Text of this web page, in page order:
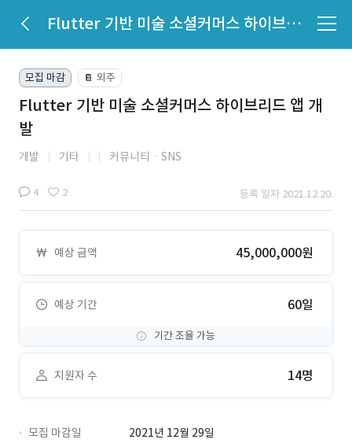
Flutter 기반 미술 소셜커머스 하이브리드 앱 개발
모집 마감 📔 외주
Flutter 기반 미술 소셜커머스 하이브리드 앱 개
발
개발 기타 커뮤니티ㆍSNS
4 2 등록 일자 2021.12.20.
예상 금액 45,000,000원
예상 기간 60일
기간 조율 가능
지원자 수 14명
모집 마감일
2021년 12월 29일